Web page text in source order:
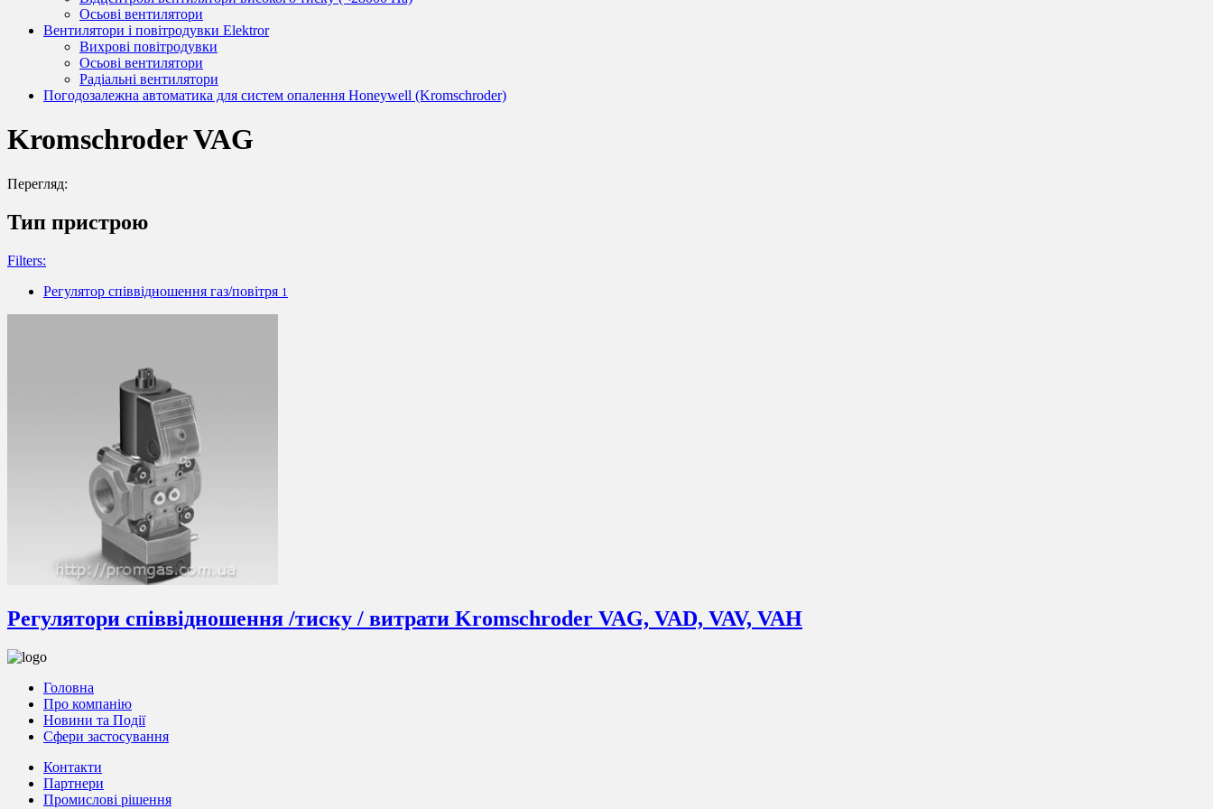
Осьові вентилятори
Вентилятори і повітродувки Elektror
Вихрові повітродувки
Осьові вентилятори
Радіальні вентилятори
Погодозалежна автоматика для систем опалення Honeywell (Kromschroder)
Kromschroder VAG
Перегляд:
Тип пристрою
Filters:
Регулятор співвідношення газ/повітря 1
Регулятори співвідношення /тиску / витрати Kromschroder VAG, VAD, VAV, VAH
Головна
Про компанію
Новини та Події
Сфери застосування
Контакти
Партнери
Промислові рішення